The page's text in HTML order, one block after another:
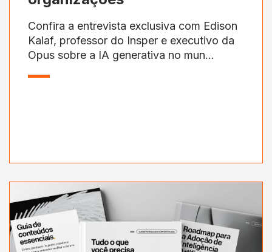
Confira a entrevista exclusiva com Edison
Kalaf, professor do Insper e executivo da
Opus sobre a IA generativa no mun...